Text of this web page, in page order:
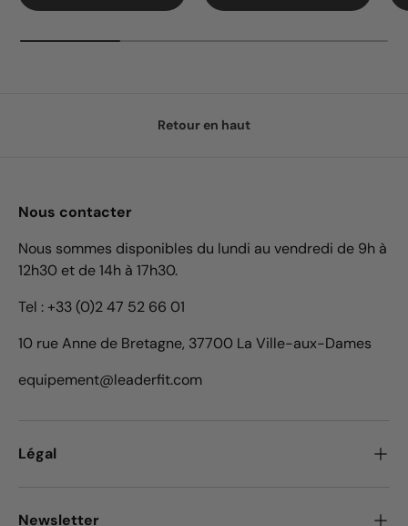
Retour en haut
Nous contacter
Nous sommes disponibles du lundi au vendredi de 9h à
12h30 et de 14h à 17h30.
Tel : +33 (0)2 47 52 66 01
10 rue Anne de Bretagne, 37700 La Ville-aux-Dames
equipement@leaderfit.com
Légal
Newsletter